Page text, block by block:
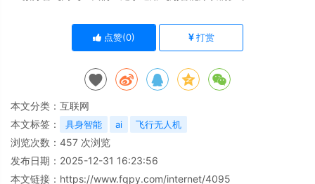
点赞(0) 打赏
本文分类： 互联网
本文标签：
具身智能 ai 飞行无人机
浏览次数： 457 次浏览
发布日期：2025-12-31 16:23:56
本文链接： https://www.fqpy.com/internet/4095